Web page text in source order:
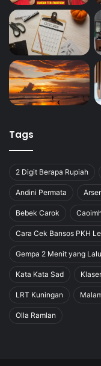
Tags
2 Digit Berapa Rupiah
Andini Permata
Bebek Carok
Cara Cek Bansos PKH
Gempa 2 Menit yang Lalu
Kata Kata Sad
LRT Kuningan
Olla Ramlan